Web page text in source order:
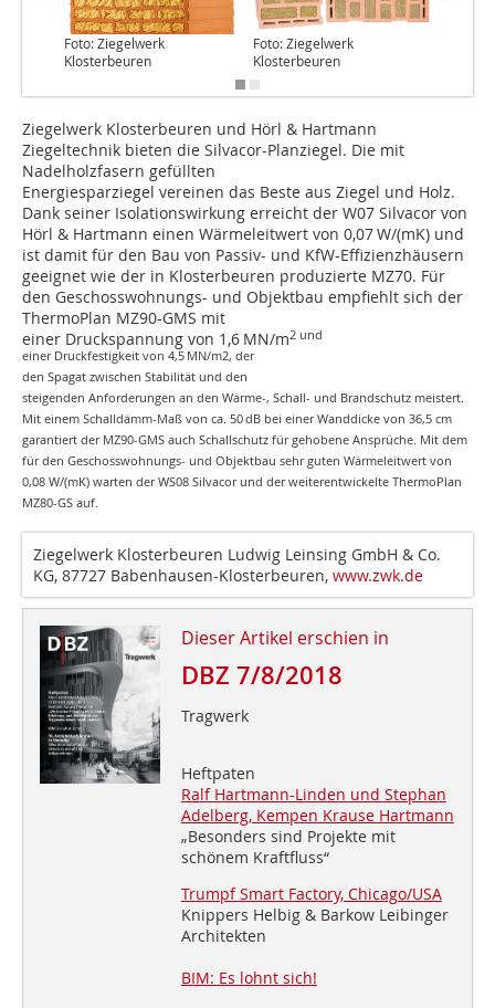
Foto: Ziegelwerk
Klosterbeuren
Foto: Ziegelwerk
Klosterbeuren
Ziegelwerk Klosterbeuren und Hörl & Hartmann
Ziegeltechnik bieten die Silvacor-Planziegel. Die mit
Nadelholzfasern gefüllten
Energiesparziegel vereinen das Beste aus Ziegel und Holz.
Dank seiner Isolationswirkung erreicht der W07 Silvacor von
Hörl & Hartmann einen Wärmeleitwert von 0,07 W/(mK) und
ist damit für den Bau von Passiv- und KfW-Effizienzhäusern
geeignet wie der in Klosterbeuren produzierte MZ70. Für
den Geschosswohnungs- und Objektbau empfiehlt sich der
ThermoPlan MZ90-GMS mit
einer Druckspannung von 1,6 MN/m2 und
einer Druckfestigkeit von 4,5 MN/m2, der
den Spagat zwischen Stabilität und den
steigenden Anforderungen an den Wärme-, Schall- und Brandschutz meistert.
Mit einem Schalldämm-Maß von ca. 50 dB bei einer Wanddicke von 36,5 cm
garantiert der MZ90-GMS auch Schallschutz für gehobene Ansprüche. Mit dem
für den Geschosswohnungs- und Objektbau sehr guten Wärmeleitwert von
0,08 W/(mK) warten der WS08 Silvacor und der weiterentwickelte ThermoPlan
MZ80-GS auf.
Ziegelwerk Klosterbeuren Ludwig Leinsing GmbH & Co.
KG, 87727 Babenhausen-Klosterbeuren, www.zwk.de
Dieser Artikel erschien in
DBZ 7/8/2018
Tragwerk
Heftpaten
Ralf Hartmann-Linden und Stephan
Adelberg, Kempen Krause Hartmann
„Besonders sind Projekte mit
schönem Kraftfluss“
Trumpf Smart Factory, Chicago/USA
Knippers Helbig & Barkow Leibinger
Architekten
BIM: Es lohnt sich!